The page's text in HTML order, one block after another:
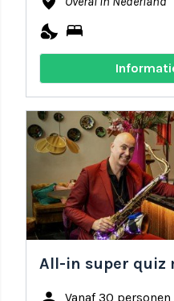
nights_stay bed
All-in super quiz
Vanaf 30 personen